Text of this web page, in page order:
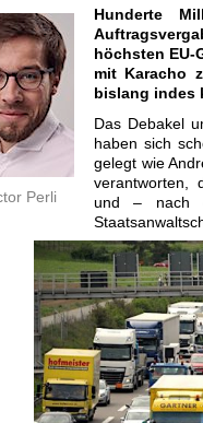
Perli
Hunderte
höchsten EU-
mit Karacho
bislang indes
Das Debakel
haben sich
gelegt wie
verantworten,
und – nach